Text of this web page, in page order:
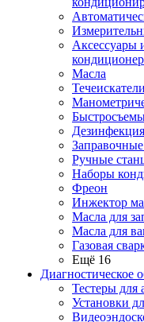
Аксессуары
Масла
Течеискатели
Дезинфекция
Ручные
Наборы
Фреон
Инжектор
Масла для
Масла для
Газовая
Ещё 16
Диагностическое
Тестеры для
Установки